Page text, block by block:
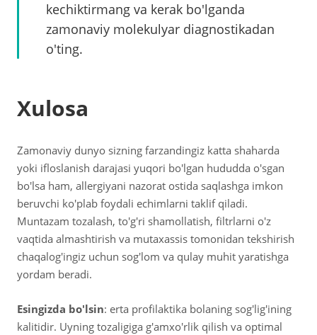
kechiktirmang va kerak bo'lganda
zamonaviy molekulyar diagnostikadan
o'ting.
Xulosa
Zamonaviy dunyo sizning farzandingiz katta shaharda
yoki ifloslanish darajasi yuqori bo'lgan hududda o'sgan
bo'lsa ham, allergiyani nazorat ostida saqlashga imkon
beruvchi ko'plab foydali echimlarni taklif qiladi.
Muntazam tozalash, to'g'ri shamollatish, filtrlarni o'z
vaqtida almashtirish va mutaxassis tomonidan tekshirish
chaqalog'ingiz uchun sog'lom va qulay muhit yaratishga
yordam beradi.
Esingizda bo'lsin: erta profilaktika bolaning sog'lig'ining
kalitidir. Uyning tozaligiga g'amxo'rlik qilish va optimal